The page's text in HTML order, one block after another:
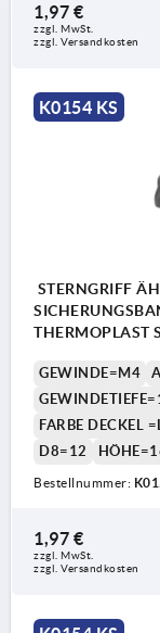
1,97 €
zzgl. MwSt.
zzgl. Versandkosten
K0154 KS
STERNGRIFF
THERMOPLAST
GEWINDE=M4
FARBE DECKEL
D8=12
Bestellnummer:
1,97 €
zzgl. MwSt.
zzgl. Versandkosten